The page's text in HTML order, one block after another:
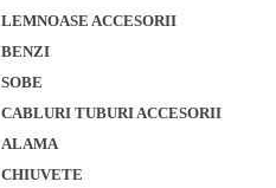
LEMNOASE ACCESORII
BENZI
SOBE
CABLURI TUBURI ACCESORII
ALAMA
CHIUVETE